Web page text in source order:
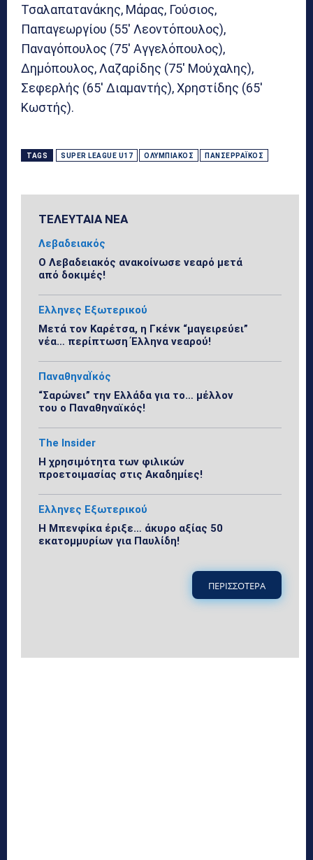
Τσαλαπατανάκης, Μάρας, Γούσιος,
Παπαγεωργίου (55′ Λεοντόπουλος),
Παναγόπουλος (75′ Αγγελόπουλος),
Δημόπουλος, Λαζαρίδης (75′ Μούχαλης),
Σεφερλής (65′ Διαμαντής), Χρηστίδης (65′
Κωστής).
TAGS SUPER LEAGUE U17 ΟΛΥΜΠΙΑΚΌΣ ΠΑΝΣΕΡΡΑΪΚΌΣ
ΤΕΛΕΥΤΑΙΑ ΝΕΑ
Λεβαδειακός
Ο Λεβαδειακός ανακοίνωσε νεαρό μετά
από δοκιμές!
Ελληνες Εξωτερικού
Μετά τον Καρέτσα, η Γκένκ “μαγειρεύει”
νέα… περίπτωση Έλληνα νεαρού!
ΠαναθηναΪκός
“Σαρώνει” την Ελλάδα για το… μέλλον
του ο Παναθηναϊκός!
The Insider
Η χρησιμότητα των φιλικών
προετοιμασίας στις Ακαδημίες!
Ελληνες Εξωτερικού
Η Μπενφίκα έριξε… άκυρο αξίας 50
εκατομμυρίων για Παυλίδη!
ΠΕΡΙΣΣΟΤΕΡΑ